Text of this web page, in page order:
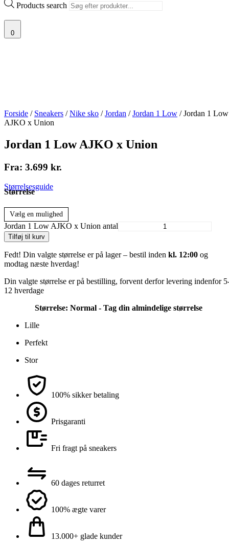
Products search
0
Forside / Sneakers /Nike sko /Jordan /Jordan 1 Low / Jordan 1 Low
AJKO x Union
Jordan 1 Low AJKO x Union
Fra: 3.699 kr.
Størrelsesguide
Størrelse
Vælg en mulighed
Jordan 1 Low AJKO x Union antal
Tilføj til kurv
Fedt! Din valgte størrelse er på lager – bestil inden kl. 12:00 og
modtag næste hverdag!
Din valgte størrelse er på bestilling, forvent derfor levering indenfor
12 hverdage
Størrelse: Normal - Tag din almindelige størrelse
Lille
Perfekt
Stor
100% sikker betaling
Prisgaranti
Fri fragt på sneakers
60 dages returret
100% ægte varer
13.000+ glade kunder